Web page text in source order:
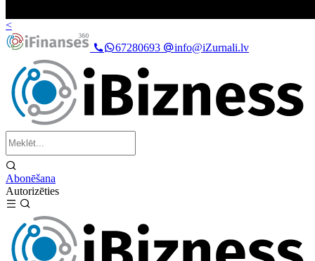
<
67280693
info@iZurnali.lv
Abonēšana
Autorizēties